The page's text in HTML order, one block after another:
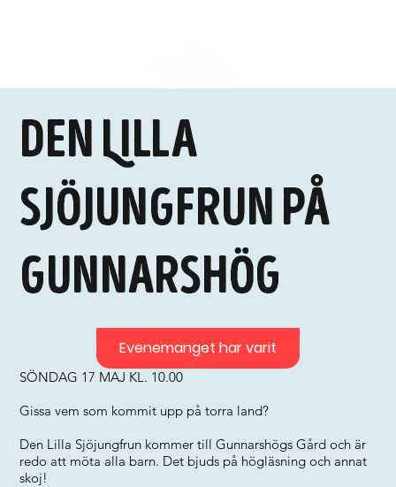
Den Lilla
Sjöjungfrun på
Gunnarshög
SÖNDAG 17 MAJ KL. 10.00
Gissa vem som kommit upp på torra land?
Den Lilla Sjöjungfrun kommer till Gunnarshögs Gård och är
redo att möta alla barn. Det bjuds på högläsning och annat
skoj!
Evenemanget har varit